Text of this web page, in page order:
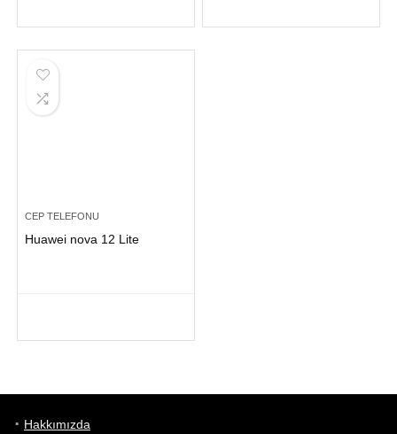
CEP TELEFONU
Huawei nova 12 Lite
Hakkımızda